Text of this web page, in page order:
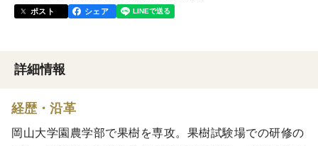
ポスト シェア
詳細情報
経歴・沿革
岡山大学園農学部で果樹を専攻。果樹試験場での研修の